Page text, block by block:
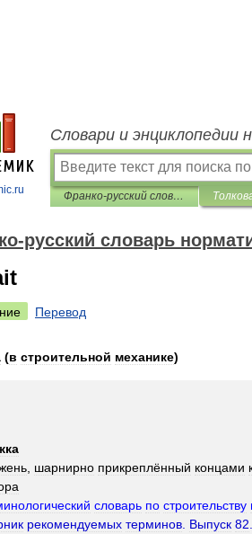
Словари и энциклопедии
Франко-русский словарь нормативно-технической терминологии
русский словарь
Перевод
(в строительной механике)
шарнирно прикреплённый концами
словарь по строительству
рекомендуемых терминов Выпуск 82